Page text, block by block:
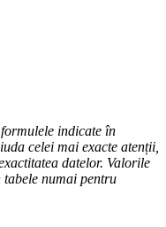
indicate în
celei mai exacte atenții,
datelor. Valorile
tabele numai pentru